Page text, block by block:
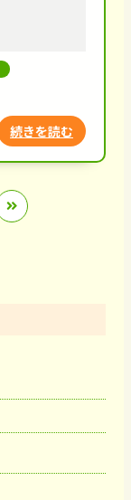
続きを読む